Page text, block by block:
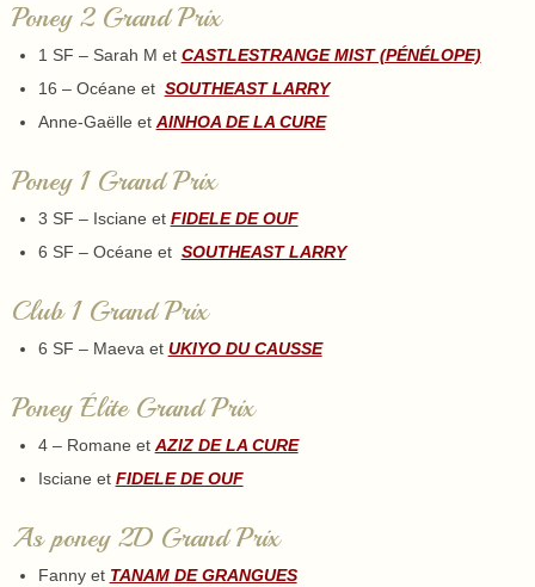
Poney 2 Grand Prix
1 SF – Sarah M et CASTLESTRANGE MIST (PÉNÉLOPE)
16 – Océane et SOUTHEAST LARRY
Anne-Gaëlle et AINHOA DE LA CURE
Poney 1 Grand Prix
3 SF – Isciane et FIDELE DE OUF
6 SF – Océane et SOUTHEAST LARRY
Club 1 Grand Prix
6 SF – Maeva et UKIYO DU CAUSSE
Poney Élite Grand Prix
4 – Romane et AZIZ DE LA CURE
Isciane et FIDELE DE OUF
As poney 2D Grand Prix
Fanny et TANAM DE GRANGUES